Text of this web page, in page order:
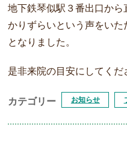
地下鉄琴似駅３番出口か
かりずらいという声をい
となりました。
是非来院の目安にしてくだ
カテゴリー お知らせ